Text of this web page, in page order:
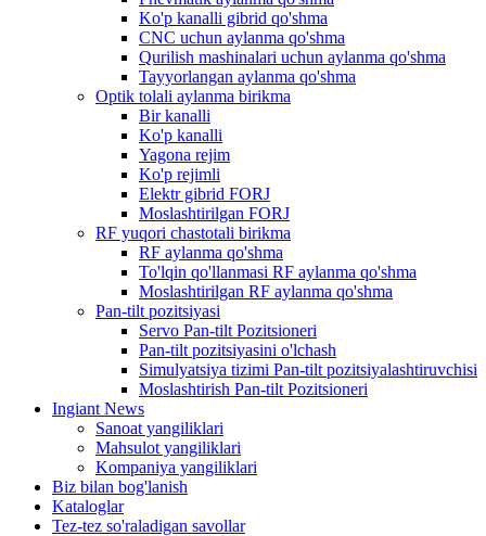
Ko'p kanalli gibrid qo'shma
CNC uchun aylanma qo'shma
Qurilish mashinalari uchun aylanma qo'shma
Tayyorlangan aylanma qo'shma
Optik tolali aylanma birikma
Bir kanalli
Ko'p kanalli
Yagona rejim
Ko'p rejimli
Elektr gibrid FORJ
Moslashtirilgan FORJ
RF yuqori chastotali birikma
RF aylanma qo'shma
To'lqin qo'llanmasi RF aylanma qo'shma
Moslashtirilgan RF aylanma qo'shma
Pan-tilt pozitsiyasi
Servo Pan-tilt Pozitsioneri
Pan-tilt pozitsiyasini o'lchash
Simulyatsiya tizimi Pan-tilt pozitsiyalashtiruvchisi
Moslashtirish Pan-tilt Pozitsioneri
Ingiant News
Sanoat yangiliklari
Mahsulot yangiliklari
Kompaniya yangiliklari
Biz bilan bog'lanish
Kataloglar
Tez-tez so'raladigan savollar